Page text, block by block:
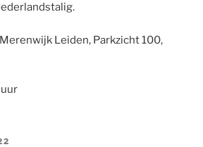
Leiden, Parkzicht 100,